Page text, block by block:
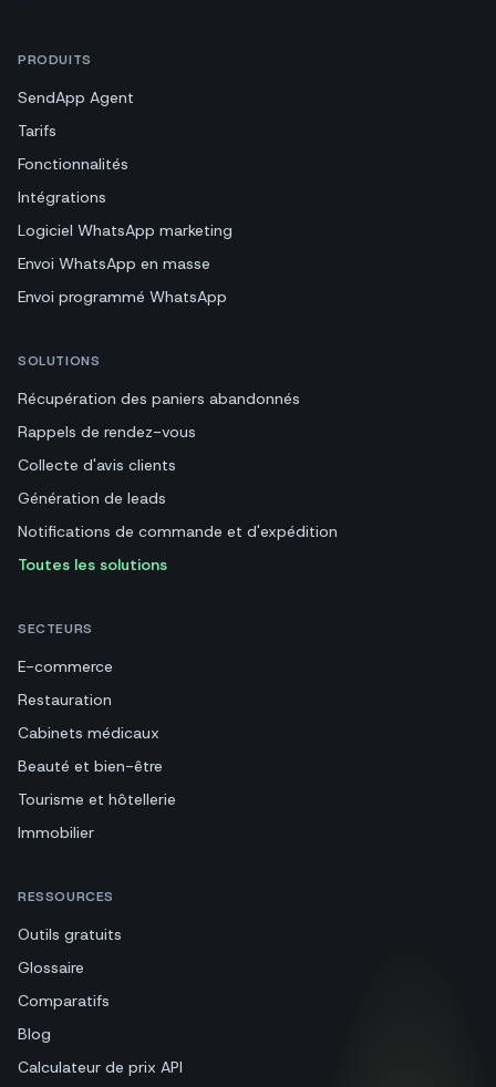
PRODUITS
SendApp Agent
Tarifs
Fonctionnalités
Intégrations
Logiciel WhatsApp marketing
Envoi WhatsApp en masse
Envoi programmé WhatsApp
SOLUTIONS
Récupération des paniers abandonnés
Rappels de rendez-vous
Collecte d'avis clients
Génération de leads
Notifications de commande et d'expédition
Toutes les solutions
SECTEURS
E-commerce
Restauration
Cabinets médicaux
Beauté et bien-être
Tourisme et hôtellerie
Immobilier
RESSOURCES
Outils gratuits
Glossaire
Comparatifs
Blog
Calculateur de prix API